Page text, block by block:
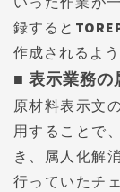
録すると
作成されるよ
■ 表示業務の
原材料表示文
用することで
き、属人化解
行っていたチ